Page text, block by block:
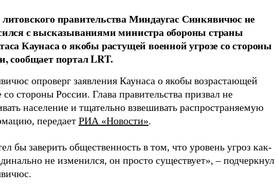
литовского правительства Миндаугас Синкявичюс не
с высказываниями министра обороны страны
Каунаса о якобы растущей военной угрозе со стороны
сообщает портал LRT.
опроверг заявления Каунаса о якобы возрастающей
со стороны России. Глава правительства призвал не
население и тщательно взвешивать распространяемую
передает РИА «Новости».
бы заверить общественность в том, что уровень угроз как-
не изменился, он просто существует», – подчеркнул